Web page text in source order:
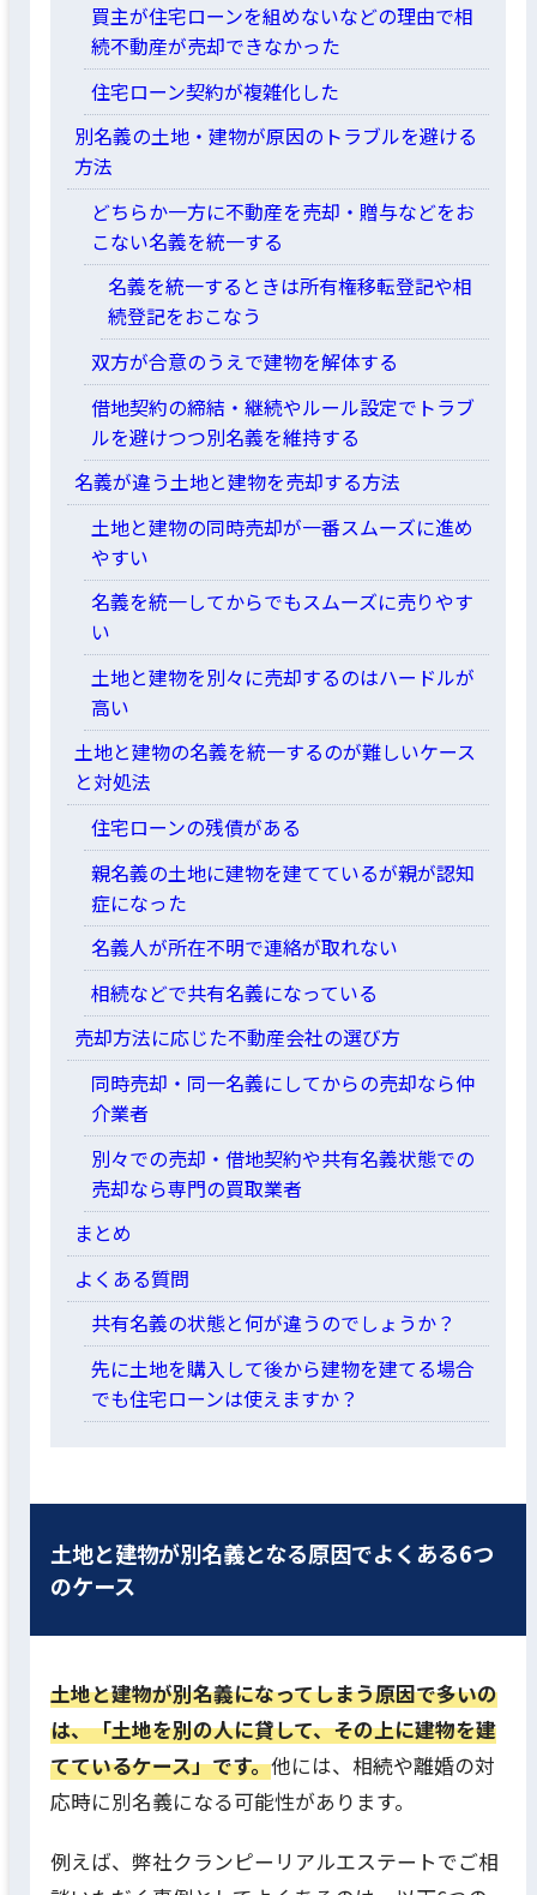
買主が住宅ローンを組めないなどの理由で相
続不動産が売却できなかった
住宅ローン契約が複雑化した
別名義の土地・建物が原因のトラブルを避ける
方法
どちらか一方に不動産を売却・贈与などをお
こない名義を統一する
名義を統一するときは所有権移転登記や相
続登記をおこなう
双方が合意のうえで建物を解体する
借地契約の締結・継続やルール設定でトラブ
ルを避けつつ別名義を維持する
名義が違う土地と建物を売却する方法
土地と建物の同時売却が一番スムーズに進め
やすい
名義を統一してからでもスムーズに売りやす
い
土地と建物を別々に売却するのはハードルが
高い
土地と建物の名義を統一するのが難しいケース
と対処法
住宅ローンの残債がある
親名義の土地に建物を建てているが親が認知
症になった
名義人が所在不明で連絡が取れない
相続などで共有名義になっている
売却方法に応じた不動産会社の選び方
同時売却・同一名義にしてからの売却なら仲
介業者
別々での売却・借地契約や共有名義状態での
売却なら専門の買取業者
まとめ
よくある質問
共有名義の状態と何が違うのでしょうか？
先に土地を購入して後から建物を建てる場合
でも住宅ローンは使えますか？
土地と建物が別名義となる原因でよくある6つ
のケース
土地と建物が別名義になってしまう原因で多いの
は、「土地を別の人に貸して、その上に建物を建
てているケース」です。他には、相続や離婚の対
応時に別名義になる可能性があります。
例えば、弊社クランピーリアルエステートでご相